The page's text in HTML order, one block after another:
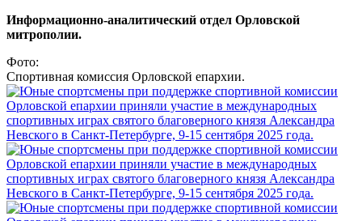
Информационно-аналитический отдел Орловской
митрополии.
Фото:
Спортивная комиссия Орловской епархии.